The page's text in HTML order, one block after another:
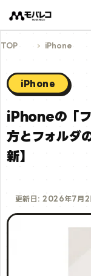
ツ
ス
TOP iPhone
iPhone
iPhoneの「フ
方とフォルダ
新】
更新日: 2026年7月2